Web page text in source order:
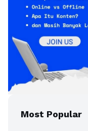
Most Popular